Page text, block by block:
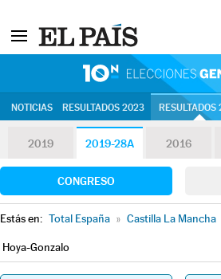
NOTICIAS RESULTADOS 2023 RESULTADOS
2019 2019-28A 2016
CONGRESO
Estás en: Total España » Castilla La Mancha
Hoya-Gonzalo